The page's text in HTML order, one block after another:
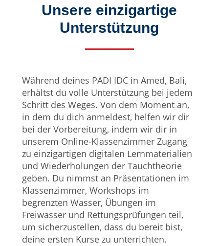
Unsere einzigartige
Unterstützung
Während deines PADI IDC in Amed, Bali,
erhältst du volle Unterstützung bei jedem
Schritt des Weges. Von dem Moment an,
in dem du dich anmeldest, helfen wir dir
bei der Vorbereitung, indem wir dir in
unserem Online-Klassenzimmer Zugang
zu einzigartigen digitalen Lernmaterialien
und Wiederholungen der Tauchtheorie
geben. Du nimmst an Präsentationen im
Klassenzimmer, Workshops im
begrenzten Wasser, Übungen im
Freiwasser und Rettungsprüfungen teil,
um sicherzustellen, dass du bereit bist,
deine ersten Kurse zu unterrichten.